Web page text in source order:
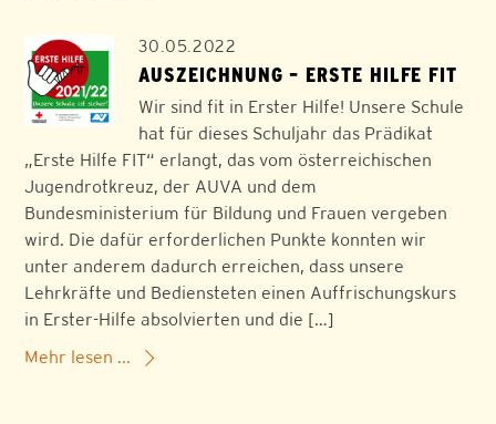
30.05.2022
AUSZEICHNUNG – ERSTE HILFE FIT
Wir sind fit in Erster Hilfe! Unsere Schule
hat für dieses Schuljahr das Prädikat
„Erste Hilfe FIT“ erlangt, das vom österreichischen
Jugendrotkreuz, der AUVA und dem
Bundesministerium für Bildung und Frauen vergeben
wird. Die dafür erforderlichen Punkte konnten wir
unter anderem dadurch erreichen, dass unsere
Lehrkräfte und Bediensteten einen Auffrischungskurs
in Erster-Hilfe absolvierten und die […]
Mehr lesen ...